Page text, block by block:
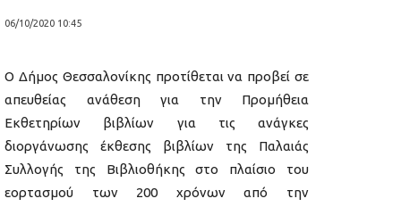
06/10/2020 10:45
Ο Δήμος Θεσσαλονίκης προτίθεται να προβεί σε
απευθείας ανάθεση για την Προμήθεια
Εκθετηρίων βιβλίων για τις ανάγκες
διοργάνωσης έκθεσης βιβλίων της Παλαιάς
Συλλογής της Βιβλιοθήκης στο πλαίσιο του
εορτασμού των 200 χρόνων από την